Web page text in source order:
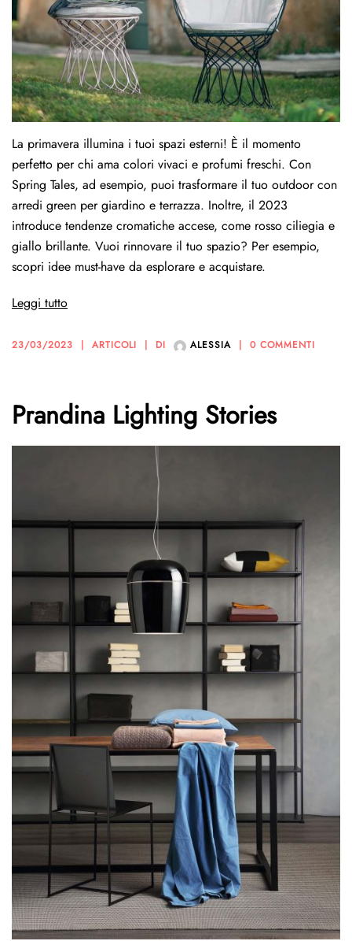
La primavera illumina i tuoi spazi esterni! È il momento
perfetto per chi ama colori vivaci e profumi freschi. Con
Spring Tales, ad esempio, puoi trasformare il tuo outdoor con
arredi green per giardino e terrazza. Inoltre, il 2023
introduce tendenze cromatiche accese, come rosso ciliegia e
giallo brillante. Vuoi rinnovare il tuo spazio? Per esempio,
scopri idee must-have da esplorare e acquistare.
Leggi tutto
23/03/2023 ARTICOLI DI ALESSIA 0 COMMENTI
Prandina Lighting Stories